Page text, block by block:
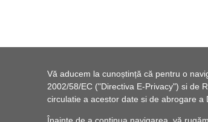
Vă aducem la cunoștință că pentru o
2002/58/EC ("Directiva E-Privacy") si de
circulatie a acestor date si de abrogare a